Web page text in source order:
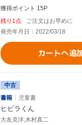
獲得ポイント 15P
残り1点
ご注文はお早めに
発売年月日：2022/03/18
カートへ追
中古
書籍
児童書
ヒピラくん
大友克洋,木村真二